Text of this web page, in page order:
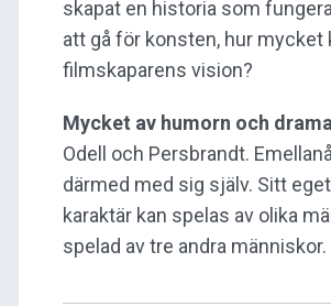
skapat en historia som
att gå för konsten, hur mycket
filmskaparens vision?
Mycket av humorn och
Odell och Persbrandt.
därmed med sig själv. Sitt
karaktär kan spelas av olika
spelad av tre andra människor.